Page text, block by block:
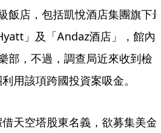
飯店，包括凱悅酒店集團旗下
」及「Andaz酒店」，館內
部，不過，調查局近來收到檢
用該項跨國投資案吸金。
天空塔股東名義，欲募集美金